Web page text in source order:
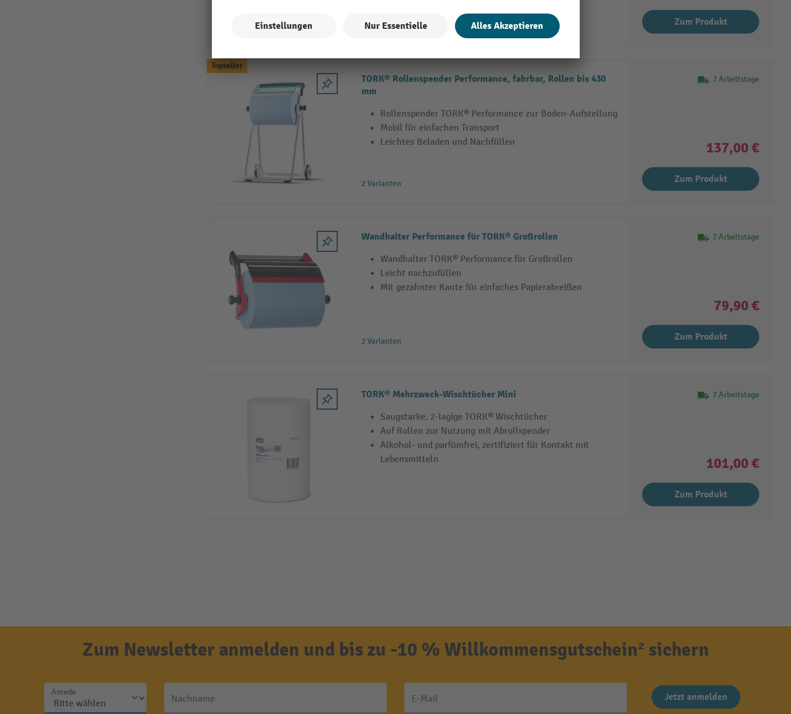
2 Varianten Zum Produkt
Topseller
TORK® Rollenspender Performance, fahrbar, Rollen bis 430
mm
Rollenspender TORK® Performance zur Boden-Aufstellung
Mobil für einfachen Transport
Leichtes Beladen und Nachfüllen
2 Varianten
7 Arbeitstage
137,00 €
Zum Produkt
Wandhalter Performance für TORK® Großrollen
Wandhalter TORK® Performance für Großrollen
Leicht nachzufüllen
Mit gezahnter Kante für einfaches Papierabreißen
2 Varianten
7 Arbeitstage
79,90 €
Zum Produkt
TORK® Mehrzweck-Wischtücher Mini
Saugstarke, 2-lagige TORK® Wischtücher
Auf Rollen zur Nutzung mit Abrollspender
Alkohol- und parfümfrei, zertifiziert für Kontakt mit
Lebensmitteln
7 Arbeitstage
101,00 €
Zum Produkt
Zum Newsletter anmelden und bis zu -10 % Willkommensgutschein² sichern
Anrede
Nachname E-Mail Jetzt anmelden